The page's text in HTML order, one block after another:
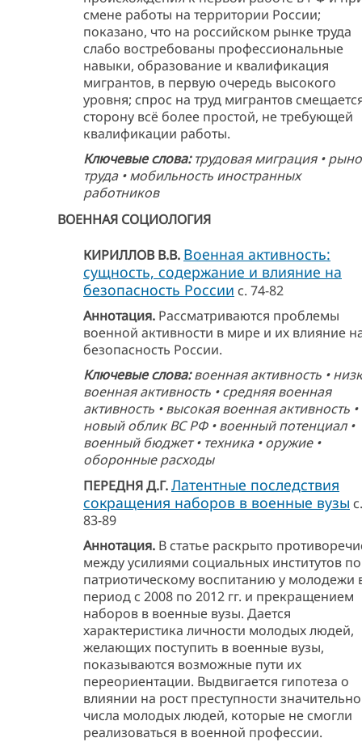
смене работы на территории России;
показано, что на российском рынке труда
слабо востребованы профессиональные
навыки, образование и квалификация
мигрантов, в первую очередь высокого
уровня; спрос на труд мигрантов
сторону всё более простой, не требующей
квалификации работы.
Ключевые слова:трудовая миграция •
труда • мобильность иностранных
работников
ВОЕННАЯ СОЦИОЛОГИЯ
КИРИЛЛОВ В.В. Военная активность:
сущность, содержание и влияние на
безопасность России с. 74-82
Аннотация. Рассматриваются проблемы
военной активности в мире и их влияние
безопасность России.
Ключевые слова:военная активность •
военная активность • средняя военная
активность • высокая военная активность •
новый облик ВС РФ • военный потенциал •
военный бюджет • техника • оружие •
оборонные расходы
ПЕРЕДНЯ Д.Г.Латентные последствия
сокращения наборов в военные вузы с.
83-89
Аннотация. В статье раскрыто
между усилиями социальных институтов по
патриотическому воспитанию у молодежи
период с 2008 по 2012 гг. и прекращением
наборов в военные вузы. Дается
характеристика личности молодых людей,
желающих поступить в военные вузы,
показываются возможные пути их
переориентации. Выдвигается гипотеза о
влиянии на рост преступности
числа молодых людей, которые не смогли
реализоваться в военной профессии.